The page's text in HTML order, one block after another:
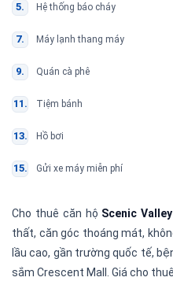
Hệ thống báo cháy
Máy lạnh thang máy
Quán cà phê
Tiệm bánh
Hồ bơi
Gửi xe máy miễn phí
Cho thuê căn hộ Scenic
thất, căn góc thoáng mát,
lầu cao, gần trường quốc tế,
sắm Crescent Mall. Giá cho